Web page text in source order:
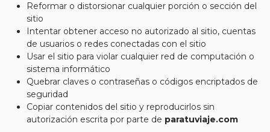
Reformar o distorsionar cualquier porción o sección del
sitio
Intentar obtener acceso no autorizado al sitio, cuentas
de usuarios o redes conectadas con el sitio
Usar el sitio para violar cualquier red de computación o
sistema informático
Quebrar claves o contraseñas o códigos encriptados de
seguridad
Copiar contenidos del sitio y reproducirlos sin
autorización escrita por parte de paratuviaje.com